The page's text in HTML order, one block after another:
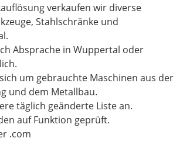
verkaufen wir diverse
Stahlschränke und
Absprache in Wuppertal oder
um gebrauchte Maschinen aus der
und dem Metallbau.
täglich geänderte Liste an.
auf Funktion geprüft.
.com